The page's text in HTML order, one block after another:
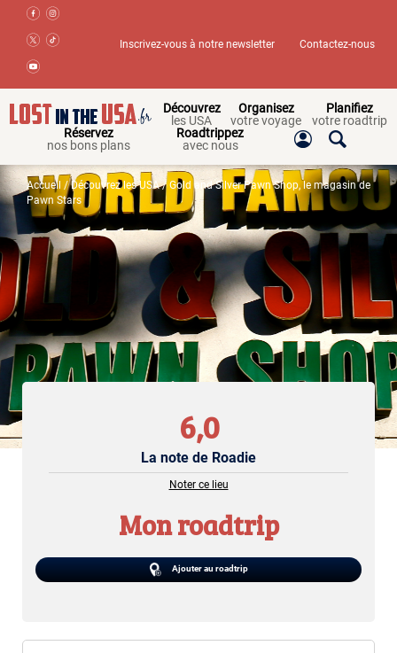
Inscrivez-vous à notre newsletter Contactez-nous
Découvrez
les USA
Organisez
votre voyage
Planifiez
votre roadtrip
Réservez
nos bons plans
Roadtrippez
avec nous
Accueil /Découvrez les USA/ Gold and Silver Pawn Shop, le magasin de
Pawn Stars
6,0
La note de Roadie
Noter ce lieu
Mon roadtrip
Ajouter au roadtrip